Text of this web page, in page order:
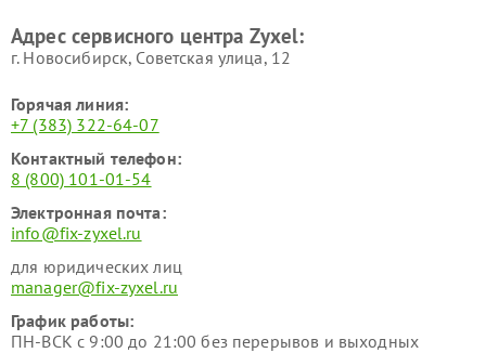
Адрес сервисного центра Zyxel:
г. Новосибирск, Советская улица, 12
Горячая линия:
+7 (383) 322-64-07
Контактный телефон:
8 (800) 101-01-54
Электронная почта:
info@fix-zyxel.ru
для юридических лиц
manager@fix-zyxel.ru
График работы:
ПН-ВСК с 9:00 до 21:00 без перерывов и выходных